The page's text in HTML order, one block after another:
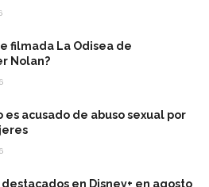
filmada La Odisea de
Nolan?
es acusado de abuso sexual por
en Disney+ en agosto